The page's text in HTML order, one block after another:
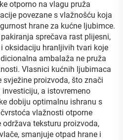
otporno na vlagu pruža
povezane s vlažnošću koja
hrane za kućne ljubimce.
sprečava rast plijesni,
oksidaciju hranljivih tvari koje
ambalaža ne pruža
Vlasnici kućnih ljubimaca
proizvoda, što znači
a istovremeno
dobiju optimalnu ishranu s
vlažnosti otporne
teksturu proizvoda,
smanjuje otpad hrane i